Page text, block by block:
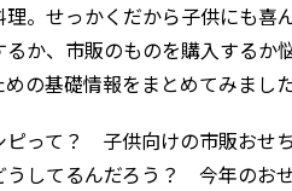
。せっかくだから子供にも喜
か、市販のものを購入するか
の基礎情報をまとめてみました
って？ 子供向けの市販おせ
してるんだろう？ 今年のお